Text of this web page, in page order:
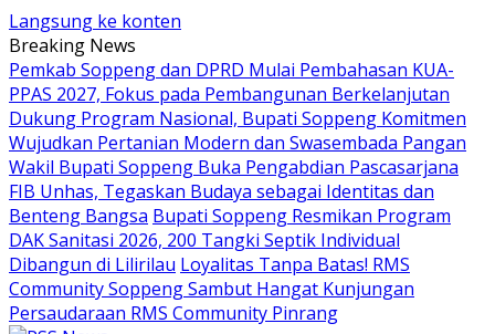
Langsung ke konten
Breaking News
Pemkab Soppeng dan DPRD Mulai Pembahasan KUA-
PPAS 2027, Fokus pada Pembangunan Berkelanjutan
Dukung Program Nasional, Bupati Soppeng Komitmen
Wujudkan Pertanian Modern dan Swasembada Pangan
Wakil Bupati Soppeng Buka Pengabdian Pascasarjana
FIB Unhas, Tegaskan Budaya sebagai Identitas dan
Benteng Bangsa Bupati Soppeng Resmikan Program
DAK Sanitasi 2026, 200 Tangki Septik Individual
Dibangun di Lilirilau Loyalitas Tanpa Batas! RMS
Community Soppeng Sambut Hangat Kunjungan
Persaudaraan RMS Community Pinrang